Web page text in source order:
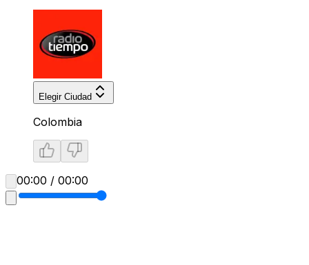
Elegir Ciudad
Colombia
00:00 / 00:00